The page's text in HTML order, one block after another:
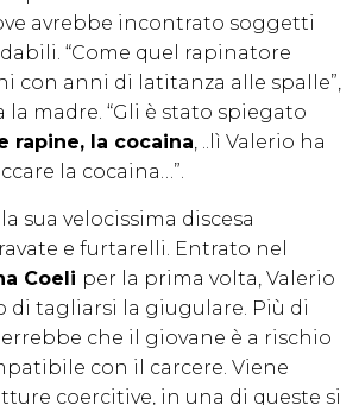
avrebbe incontrato soggetti
“Come quel rapinatore
con anni di latitanza alle spalle”,
la madre. “Gli è stato spiegato
rapine, la cocaina, ..lì Valerio ha
la cocaina…”.
sua velocissima discesa
e furtarelli. Entrato nel
Coeli per la prima volta, Valerio
di tagliarsi la giugulare. Più di
che il giovane è a rischio
con il carcere. Viene
coercitive, in una di queste si